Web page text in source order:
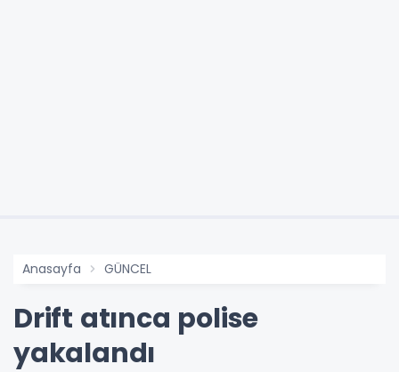
Anasayfa GÜNCEL
Drift atınca polise
yakalandı